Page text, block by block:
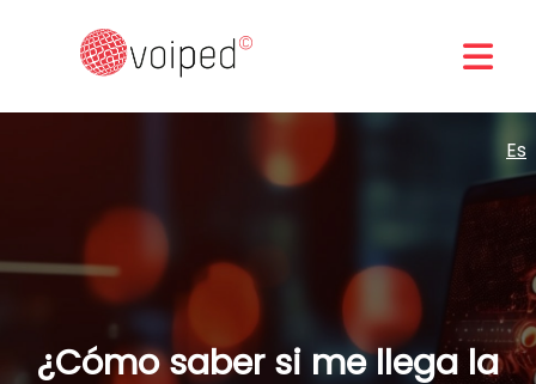
Es
¿Cómo saber si me llega la